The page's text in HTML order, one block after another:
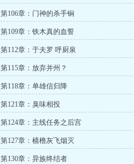
第106章：门神的杀手锏
第109章：铁木真的血誓
第112章：于夫罗 呼厨泉
第115章：放弃并州？
第118章：单雄信归降
第121章：臭味相投
第124章：主线任务之后宫
第127章：樯橹灰飞烟灭
第130章：异族终结者